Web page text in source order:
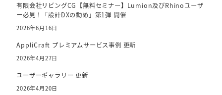
有限会社リビングCG【無料セミナー】Lumion及びRhinoユーザ
ー必見！「設計DXの勧め」第1弾 開催
2026年6月16日
AppliCraft プレミアムサービス事例 更新
2026年4月27日
ユーザーギャラリー 更新
2026年4月20日